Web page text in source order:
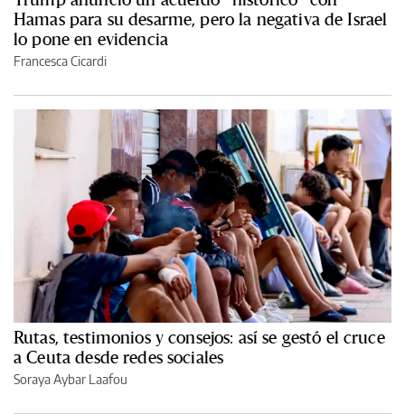
Hamas para su desarme, pero la negativa de Israel
lo pone en evidencia
Francesca Cicardi
Rutas, testimonios y consejos: así se gestó el cruce
a Ceuta desde redes sociales
Soraya Aybar Laafou